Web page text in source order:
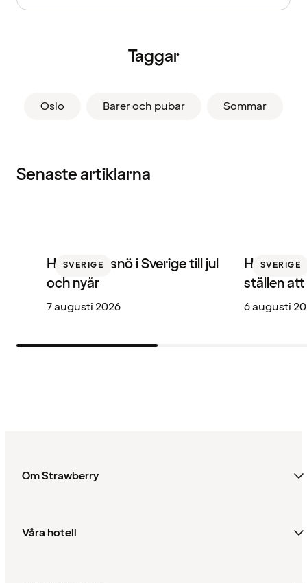
Taggar
Oslo Barer och pubar Sommar
Senaste artiklarna
SVERIGE
Här får du snö i Sverige till jul
och nyår
7 augusti 2026
SVERIGE
ställen
6 augusti
Om Strawberry
Våra hotell